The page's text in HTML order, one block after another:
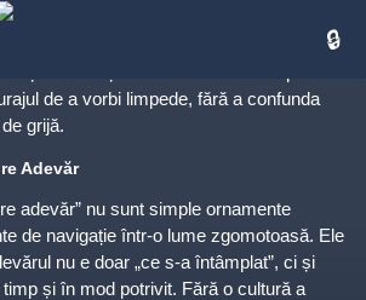
de a vorbi limpede, fără a confunda
grijă.
Adevăr
adevăr” nu sunt simple ornamente
de navigație într-o lume zgomotoasă. Ele
nu e doar „ce s-a întâmplat”, ci și
și în mod potrivit. Fără o cultură a